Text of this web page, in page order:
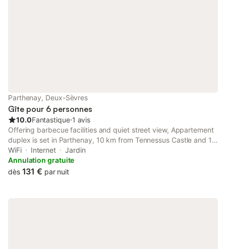
Parthenay, Deux-Sèvres
Gîte pour 6 personnes
10.0Fantastique⋅1 avis
Offering barbecue facilities and quiet street view, Appartement
duplex is set in Parthenay, 10 km from Tennessus Castle and 17
km from Petit Chene Golf Course. The property has city and
inner courtyard views, and is 41 km from Niort Train Station.
WiFi Internet
Jardin
Annulation gratuite
dès 131 € par nuit